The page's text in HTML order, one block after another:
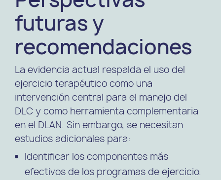
futuras y
recomendaciones
La evidencia actual respalda el uso del
ejercicio terapéutico como una
intervención central para el manejo del
DLC y como herramienta complementaria
en el DLAN. Sin embargo, se necesitan
estudios adicionales para:
Identificar los componentes más
efectivos de los programas de ejercicio.